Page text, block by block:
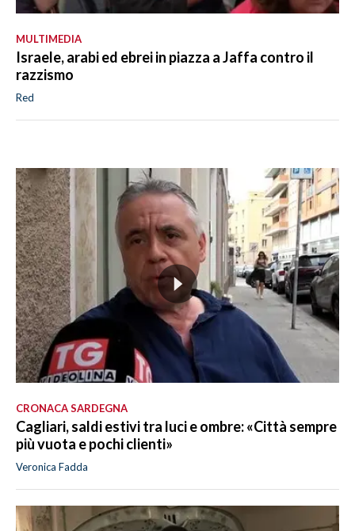
MULTIMEDIA
Israele, arabi ed ebrei in piazza a Jaffa contro il
razzismo
Red
CRONACA SARDEGNA
Cagliari, saldi estivi tra luci e ombre: «Città sempre
più vuota e pochi clienti»
Veronica Fadda